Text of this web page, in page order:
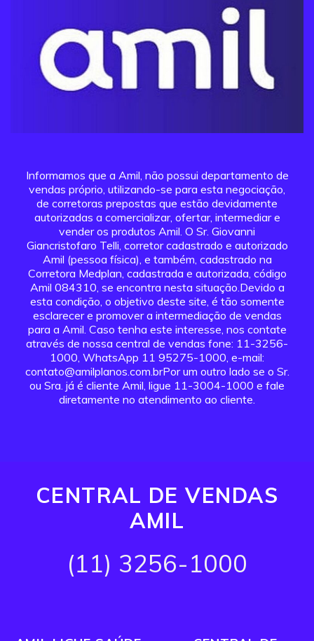
Informamos que a Amil, não possui departamento de
vendas próprio, utilizando-se para esta negociação,
de corretoras prepostas que estão devidamente
autorizadas a comercializar, ofertar, intermediar e
vender os produtos Amil. O Sr. Giovanni
Giancristofaro Telli, corretor cadastrado e autorizado
Amil (pessoa física), e também, cadastrado na
Corretora Medplan, cadastrada e autorizada, código
Amil 084310, se encontra nesta situação.Devido a
esta condição, o objetivo deste site, é tão somente
esclarecer e promover a intermediação de vendas
para a Amil. Caso tenha este interesse, nos contate
através de nossa central de vendas fone: 11-3256-
1000, WhatsApp 11 95275-1000, e-mail:
contato@amilplanos.com.brPor um outro lado se o Sr.
ou Sra. já é cliente Amil, ligue 11-3004-1000 e fale
diretamente no atendimento ao cliente.
CENTRAL DE VENDAS
AMIL
(11) 3256-1000